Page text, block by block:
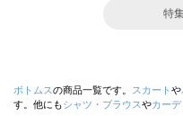
特
ボトムスの商品一覧です。 スカート や
す。他にもシャツ・ブラウスやカー